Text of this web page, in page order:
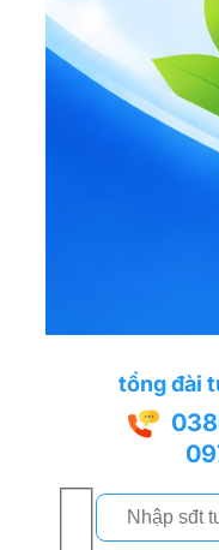
tổng đài